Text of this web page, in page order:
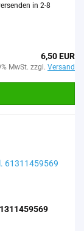
in 2-8
6,50 EUR
MwSt. zzgl. Versand